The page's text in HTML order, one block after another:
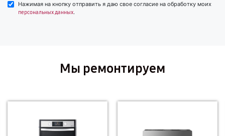
Нажимая на кнопку отправить я даю свое согласие на обработку моих
персональных данных.
Мы ремонтируем